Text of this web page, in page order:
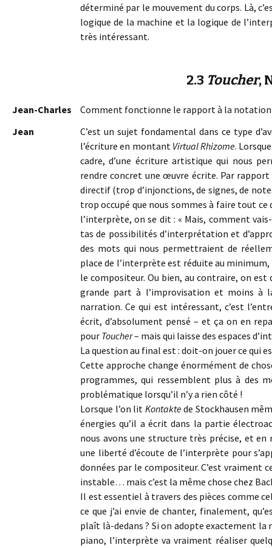
déterminé par le mouvement du corps. Là,
logique de la machine et la logique de
très intéressant.
2.3 Toucher,
Jean-Charles
Comment fonctionne le rapport à la notation
Jean
C’est un sujet fondamental dans ce type
l’écriture en montant Virtual Rhizome.
cadre, d’une écriture artistique qui nous
rendre concret une œuvre écrite. Par
directif (trop d’injonctions, de signes, de
trop occupé que nous sommes à faire tout ce
l’interprète, on se dit : « Mais, comment
tas de possibilités d’interprétation et
des mots qui nous permettraient de
place de l’interprète est réduite au
le compositeur. Ou bien, au contraire, on
grande part à l’improvisation et moins
narration. Ce qui est intéressant, c’est
écrit, d’absolument pensé – et ça on en
pour Toucher– mais qui laisse des espaces
La question au final est : doit-on jouer ce qui
Cette approche change énormément de
programmes, qui ressemblent plus à des
problématique lorsqu’il n’y a rien côté !
Lorsque l’on lit Kontaktede Stockhausen
énergies qu’il a écrit dans la partie
nous avons une structure très précise, et
une liberté d’écoute de l’interprète pour
données par le compositeur. C’est
instable… mais c’est la même chose chez
Il est essentiel à travers des pièces comme
ce que j’ai envie de chanter, finalement,
plaît là-dedans ? Si on adopte exactement
piano, l’interprète va vraiment réaliser